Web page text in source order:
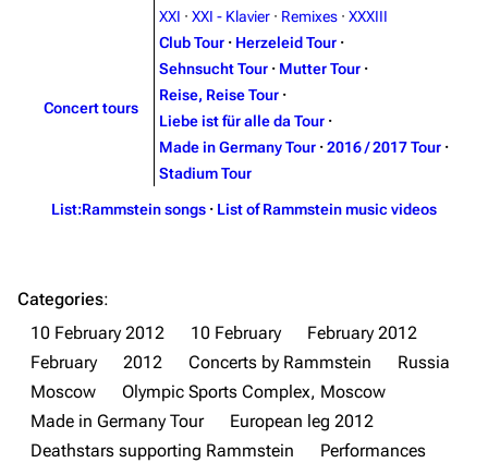
Discography
Videography
Song list
Merchandise
Discography
Videography
Song list
Tour dates
Discography
Videography
Song list
Tour dates
Discography
Videography
Song list
XXI · XXI - Klavier · Remixes · XXXIII
Concert tours
Club Tour · Herzeleid Tour ·
Sehnsucht Tour · Mutter Tour ·
Reise, Reise Tour ·
Liebe ist für alle da Tour ·
Made in Germany Tour · 2016 / 2017 Tour ·
Stadium Tour
List:Rammstein songs · List of Rammstein music videos
Categories:
10 February 2012
10 February
February 2012
February
2012 Concerts by Rammstein
Russia
Moscow
Olympic Sports Complex, Moscow
Made in Germany Tour
European leg 2012
Deathstars supporting Rammstein
Performances